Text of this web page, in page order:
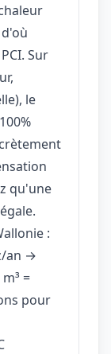
Sur
le
qu'une
:
an →
=
pour